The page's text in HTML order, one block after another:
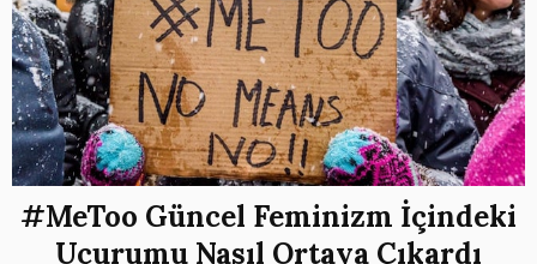
#MeToo Güncel Feminizm İçindeki
Uçurumu Nasıl Ortaya Çıkardı